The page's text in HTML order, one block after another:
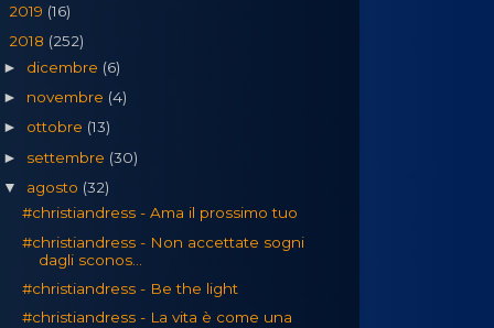
2019 (16)
2018 (252)
► dicembre (6)
► novembre (4)
► ottobre (13)
► settembre (30)
▼ agosto (32)
#christiandress - Ama il prossimo tuo
#christiandress - Non accettate sogni
dagli sconos...
#christiandress - Be the light
#christiandress - La vita è come una